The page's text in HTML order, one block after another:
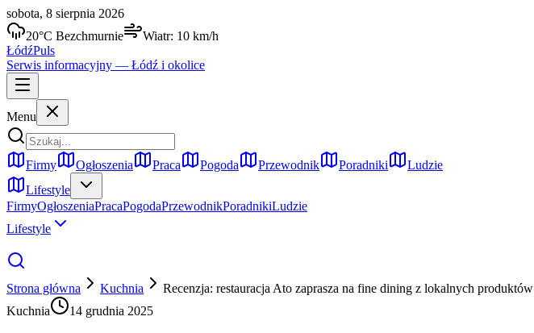
sobota, 8 sierpnia 2026
20°C Bezchmurnie Wiatr: 10 km/h
ŁódźPuls
Serwis informacyjny — Łódź i okolice
Menu
Firmy Ogłoszenia Praca Pogoda Przewodnik Poradniki
Ludzie
Lifestyle
FirmyOgłoszeniaPracaPogodaPrzewodnikPoradnikiLudzie
Lifestyle
Strona główna Kuchnia
Recenzja: restauracja Ato zaprasza na fine dining z lokalnych produktów
Kuchnia
14 grudnia 2025